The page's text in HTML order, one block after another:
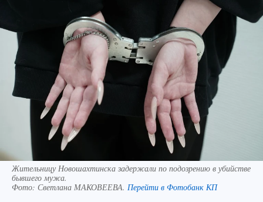
Жительницу Новошахтинска задержали по подозрению в убийстве
бывшего мужа.
Фото: Светлана МАКОВЕЕВА. Перейти в Фотобанк КП